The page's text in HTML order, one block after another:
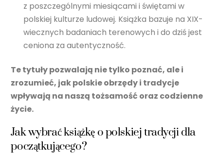
z poszczególnymi miesiącami i świętami w
polskiej kulturze ludowej. Książka bazuje na XIX-
wiecznych badaniach terenowych i do dziś jest
ceniona za autentyczność.
Te tytuły pozwalają nie tylko poznać, ale i
zrozumieć, jak polskie obrzędy i tradycje
wpływają na naszą tożsamość oraz codzienne
życie.
Jak wybrać książkę o polskiej tradycji dla
początkującego?